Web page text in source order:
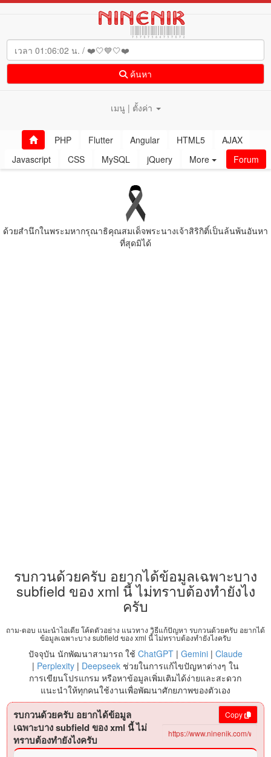
ค้นหา
เมนู | ตั้งค่า
PHP Flutter Angular HTML5
AJAX
Javascript
CSS MySQL jQuery More Forum
ด้วยสํานึกในพระมหากรุณาธิคุณสมเด็จพระนางเจ้าสิริกิติ์เป็นล้นพ้นอันหา
ที่สุดมิได้
รบกวนด้วยครับ อยากได้ข้อมูลเฉพาะบาง
subfield ของ xml นี้ ไม่ทราบต้องทำยังไง
ครับ
ถาม-ตอบ แนะนำไอเดีย โค้ดตัวอย่าง แนวทาง วิธีแก้ปัญหา รบกวนด้วยครับ อยากได้
ข้อมูลเฉพาะบาง subfield ของ xml นี้ ไม่ทราบต้องทำยังไงครับ
ปัจจุบัน นักพัฒนาสามารถ ใช้ ChatGPT| Gemini| Claude
| Perplexity| Deepseekช่วยในการแก้ไขปัญหาต่างๆ ใน
การเขียนโปรแกรม หรือหาข้อมูลเพิ่มเติมได้ง่ายและสะดวก
แนะนำให้ทุกคนใช้งานเพื่อพัฒนาศักยภาพของตัวเอง
รบกวนด้วยครับ อยากได้ข้อมูล
เฉพาะบาง subfield ของ xml นี้ ไม่
ทราบต้องทำยังไงครับ
Copy